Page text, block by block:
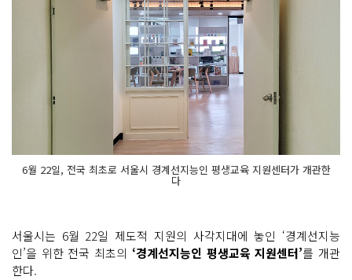
6월 22일, 전국 최초로 서울시 경계선지능인 평생교육 지원센터가 개관한
다
서울시는 6월 22일 제도적 지원의 사각지대에 놓인 ‘경계선지능
인’을 위한 전국 최초의 ‘경계선지능인 평생교육 지원센터’를 개관
한다.